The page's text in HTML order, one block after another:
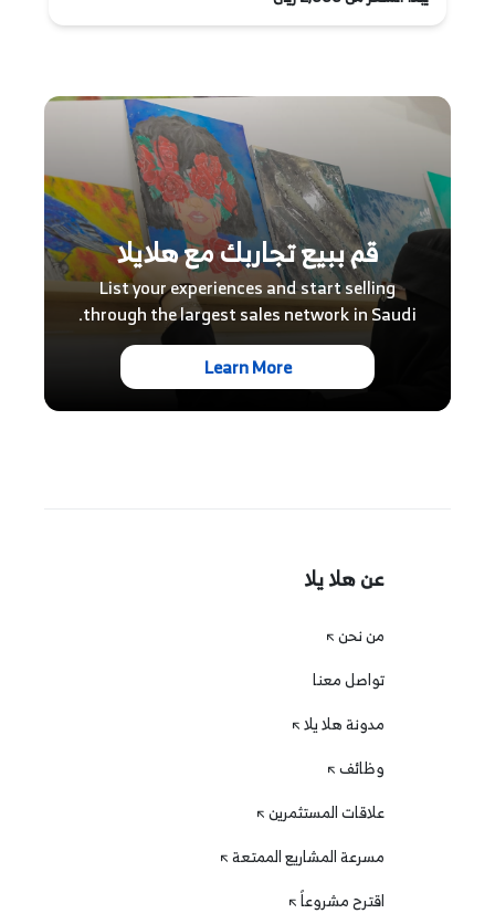
قم ببيع تجاربك مع هلايلا
List your experiences and start selling
through the largest sales network in Saudi.
Learn More
عن هلا يلا
من نحن
تواصل معنا
مدونة هلا يلا
وظائف
علاقات المستثمرين
مسرعة المشاريع الممتعة
اقترح مشروعاً